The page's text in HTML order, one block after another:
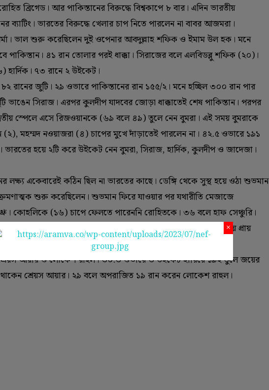
ব্রিগেড। আর পাকিস্তানের বিরুদ্ধে বিশ্বকাপে ৮ বার। এদিন ভারতীয়
ভারতের বিরুদ্ধে খেলার চাপ নিতে পারলেন না বাবর আজমরা।
ভাল শুরু করেছিলেন দুই ওপেনার আবদুল্লাহ শফিক ও ইমাম উল হক। মনে
পাকিস্তান। ৪১ রান তোলার পরই ধাক্কা। সিরাজের বলে এলবিডব্লু শফিক (‌২০)‌।
৭৩ রানে ২ উইকেট।
জুটি। ২৯ ওভারে পাকিস্তানের রান ১৫৫/‌২। মনে হচ্ছিল ৩০০ রান পার
সিরাজ। এরপর কুলদীপ যাদবের জোড়া ধাক্কাতেই শেষ পাকিস্তান। পরপর
স্পেলে এসে রিজওয়ানকে (‌৬৯ বলে ৪৯)‌ তুলে নেন বুমরা। এই সময় বুমরাকে
(‌২)‌, মহম্মদ নওয়াজরা (‌৪)‌ চাপের মুখে দাঁড়াতেই পারলেন না। ৪২.‌৫ ওভারে ১৯১
হয়ে ২টি করে উইকেট নেন বুমরা, সিরাজ, হার্দিক, কুলদীপ ও জাদেজা।
লক্ষ্য একেবারেই কঠিন ছিল না ভারতের কাছে। ডেঙ্গি থেকে সুস্থ হয়ে ওঠা শুভমান
শুরু করেছিলেন। শুভমান ফিরে যাওয়ার পর যথারীতি মেজাজে
থ্রু। কোহলিকে (‌১৬)‌ চাপে ফেলতে পারেননি রোহিতকে। ৩৬ বলে হাফ সেঞ্চুরি।
৬৩ বলে ৮৬ রান করে শাহিন আফ্রিদির বলে যখন ফিরলেন, ভারতের জয় প্রায়
আয়ার ও লোকেশ রাহুল। ৩০.‌৩ ওভারে ৩ উইকেট হারিয়ে ১৯২ তুলে জয়ের
শ্রেয়স আয়ার। ২৯ বলে অপরাজিত ১৯ রান করেন লোকেশ রাহুল।
×